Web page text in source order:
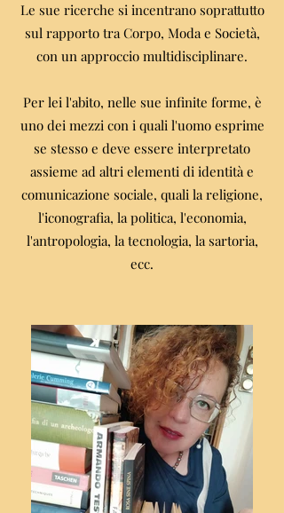
Le sue ricerche si incentrano soprattutto
sul rapporto tra Corpo, Moda e Società,
con un approccio multidisciplinare.
Per lei l'abito, nelle sue infinite forme, è
uno dei mezzi con i quali l'uomo esprime
se stesso e deve essere interpretato
assieme ad altri elementi di identità e
comunicazione sociale, quali la religione,
l'iconografia, la politica, l'economia,
l'antropologia, la tecnologia, la sartoria,
ecc.